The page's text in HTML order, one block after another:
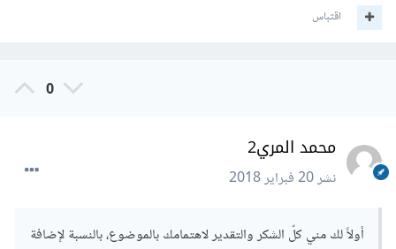
اقتباس
0
محمد المري2
نشر20 فبراير 2018
أولاً لك مني كلّ الشكر والتقدير لاهتمامك بالموضوع، بالنسبة لإضافة